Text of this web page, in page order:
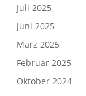
Juli 2025
Juni 2025
März 2025
Februar 2025
Oktober 2024